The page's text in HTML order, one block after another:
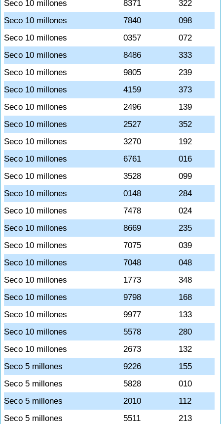
Seco 10 millones 8371
322
Seco 10 millones
7840
098
Seco 10 millones
0357
072
Seco 10 millones
8486
333
Seco 10 millones
9805
239
Seco 10 millones
4159
373
Seco 10 millones
2496
139
Seco 10 millones
2527
352
Seco 10 millones
3270
192
Seco 10 millones
6761
016
Seco 10 millones
3528
099
Seco 10 millones
0148
284
Seco 10 millones
7478
024
Seco 10 millones
8669
235
Seco 10 millones
7075
039
Seco 10 millones
7048
048
Seco 10 millones
1773
348
Seco 10 millones
9798
168
Seco 10 millones
9977
133
Seco 10 millones
5578
280
Seco 10 millones
2673
132
Seco 5 millones
9226
155
Seco 5 millones
5828
010
Seco 5 millones
2010
112
Seco 5 millones
5511
213